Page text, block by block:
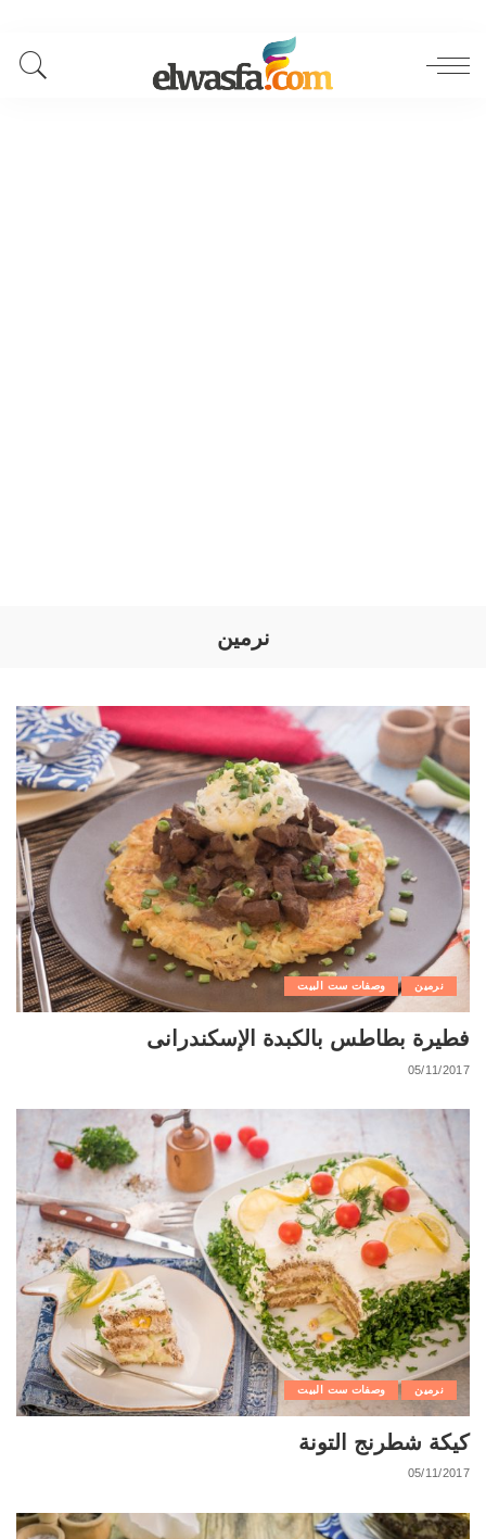
نرمين
نرمين وصفات ست البيت
فطيرة بطاطس بالكبدة الإسكندرانى
05/11/2017
نرمين وصفات ست البيت
كيكة شطرنج التونة
05/11/2017